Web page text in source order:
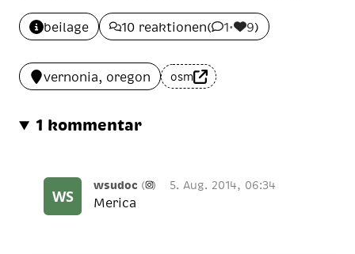
beilage 10 reaktionen( 1• 9)
vernonia, oregon osm
1 kommentar
wsudoc ( ) 5. Aug. 2014, 06:34
Merica